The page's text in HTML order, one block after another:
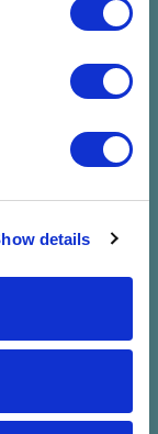
details